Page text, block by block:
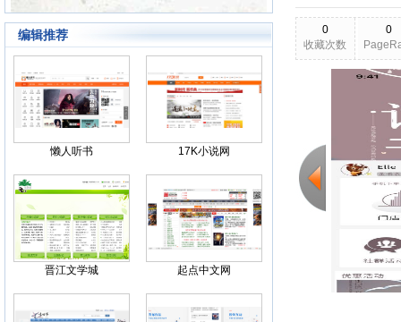
编辑推荐
懒人听书 17K小说网
晋江文学城 起点中文网
0
收藏次数
0
2026-03-23